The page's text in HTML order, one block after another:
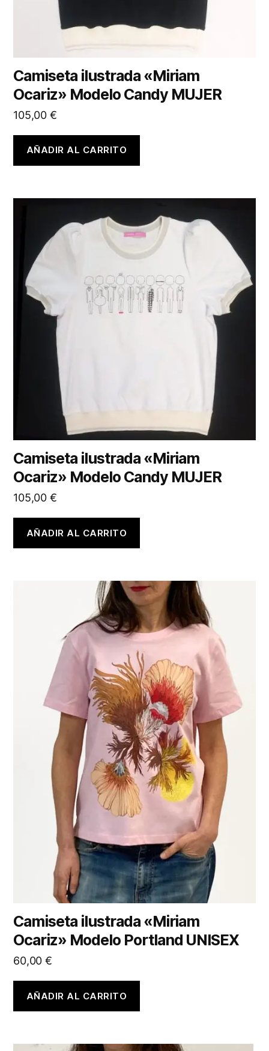
Camiseta ilustrada «Miriam
Ocariz» Modelo Candy MUJER
105,00 €
AÑADIR AL CARRITO
Camiseta ilustrada «Miriam
Ocariz» Modelo Candy MUJER
105,00 €
AÑADIR AL CARRITO
Camiseta ilustrada «Miriam
Ocariz» Modelo Portland UNISEX
60,00 €
AÑADIR AL CARRITO